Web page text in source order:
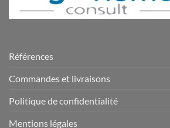
Références
Commandes et livraisons
Politique de confidentialité
Mentions légales